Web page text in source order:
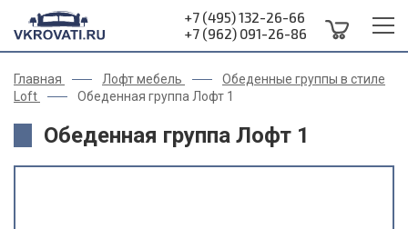
+7 (495) 132-26-66
+7 (962) 091-26-86
Главная Лофт мебель
Обеденные группы в стиле
Loft
Обеденная группа Лофт 1
Обеденная группа Лофт 1